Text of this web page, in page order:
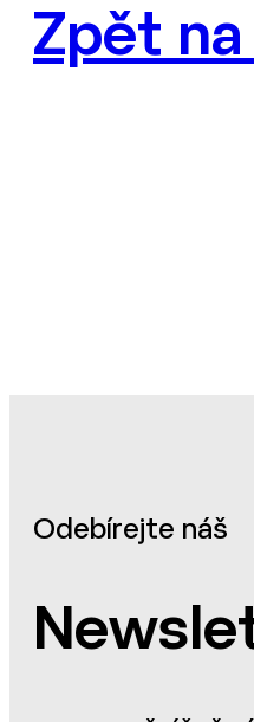
Zpět
Odebírejte náš